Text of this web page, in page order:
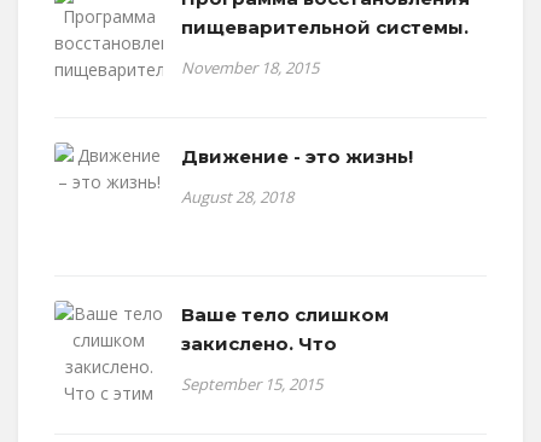
пищеварительной системы.
November 18, 2015
Движение - это жизнь!
August 28, 2018
Ваше тело слишком
закислено. Что
September 15, 2015